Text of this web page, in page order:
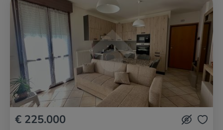
€ 225.000